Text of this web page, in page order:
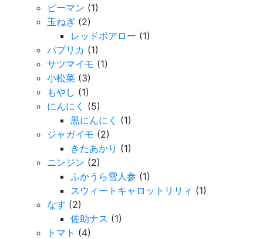
ピーマン (1)
玉ねぎ (2)
レッドポアロー (1)
パプリカ (1)
サツマイモ (1)
小松菜 (3)
もやし (1)
にんにく (5)
黒にんにく (1)
ジャガイモ (2)
きたあかり (1)
ニンジン (2)
ふかうら雪人参 (1)
スウィートキャロットリリィ (1)
なす (2)
佐助ナス (1)
トマト (4)